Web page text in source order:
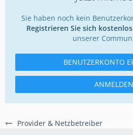
Provider & Netzbetreiber
Sie haben noch kein
Registrieren Sie sich kostenlos
unserer
BENUTZERKONTO
ANMELDEN